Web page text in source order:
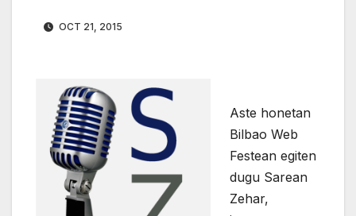
OCT 21, 2015
Aste honetan
Bilbao Web
Festean egiten
dugu Sarean
Zehar,